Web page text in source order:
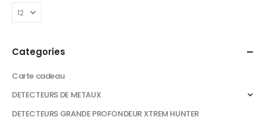
Categories
Carte cadeau
DETECTEURS DE METAUX
DETECTEURS GRANDE PROFONDEUR XTREM HUNTER